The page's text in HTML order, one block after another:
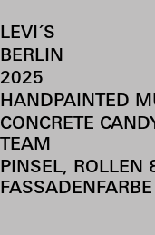
LEVI´S
BERLIN
2025
HANDPAINTED
CONCRETE
TEAM
PINSEL, ROLLEN
FASSADENFARBE